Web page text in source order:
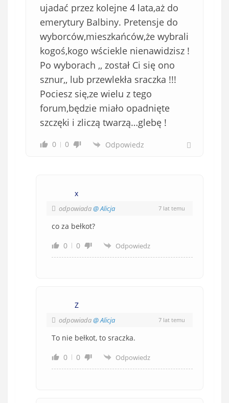
ujadać przez kolejne 4 lata,aż do
emerytury Balbiny. Pretensje do
wyborców,mieszkańców,że wybrali
kogoś,kogo wściekle nienawidzisz !
Po wyborach ,, został Ci się ono
sznur,, lub przewlekła sraczka !!!
Pociesz się,ze wielu z tego
forum,będzie miało opadnięte
szczęki i zliczą twarzą…glebę !
0 0 Odpowiedz
x
odpowiada@ Alicja 7 lat temu
co za bełkot?
0
0 Odpowiedz
Z
odpowiada@ Alicja 7 lat temu
To nie bełkot, to sraczka.
0
0 Odpowiedz